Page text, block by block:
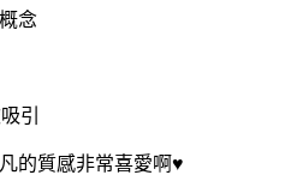
念
引
的質感非常喜愛啊♥